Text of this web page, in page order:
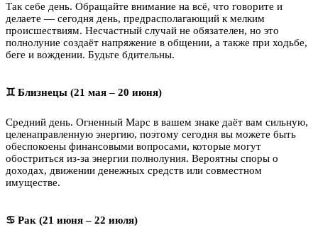
Так себе день. Обращайте внимание на всё, что говорите и
делаете — сегодня день, предрасполагающий к мелким
происшествиям. Несчастный случай не обязателен, но это
полнолуние создаёт напряжение в общении, а также при ходьбе,
беге и вождении. Будьте бдительны.
♊ Близнецы (21 мая – 20 июня)
Средний день. Огненный Марс в вашем знаке даёт вам сильную,
целенаправленную энергию, поэтому сегодня вы можете быть
обеспокоены финансовыми вопросами, которые могут
обостриться из-за энергии полнолуния. Вероятны споры о
доходах, движении денежных средств или совместном
имуществе.
♋ Рак (21 июня – 22 июля)